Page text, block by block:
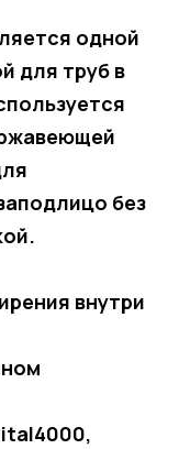
одной
для труб в
без
внутри